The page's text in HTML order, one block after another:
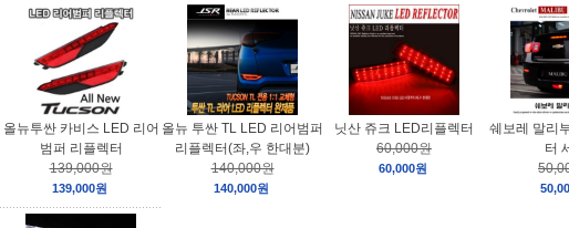
올뉴투싼 카비스 LED 리어
범퍼 리플렉터
139,000원
139,000원
올뉴 투싼 TL LED 리어범퍼
리플렉터(좌,우 한대분)
140,000원
140,000원
닛산 쥬크 LED리플렉터
60,000원
60,000원
쉐보레 말리
터